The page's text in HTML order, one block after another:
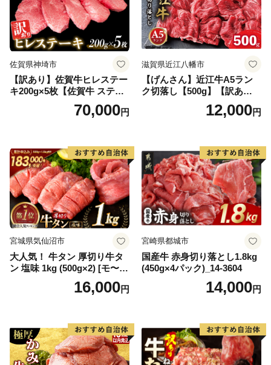
佐賀県神埼市
【訳あり】佐賀牛ヒレステー
キ200g×5枚【佐賀牛 ステー
キ ブランド肉 ヒレ肉 フィレ
肉 ジューシー ヘルシー】(H0
70,000円
滋賀県近江八幡市
【げんさん】近江牛A5ラン
ク切落し【500g】【訳あり】
12,000円
宮城県気仙沼市
大人気！ 牛タン 厚切り牛タ
ン 塩味 1kg (500g×2) [モ〜ラ
ンド 宮城県 気仙沼市 205646
60] 肉 牛肉 精肉 牛たん 牛タ
厚切り タン
16,000円
宮崎県都城市
国産牛 赤身切り落とし1.8kg
(450g×4パック)_14-3604
14,000円